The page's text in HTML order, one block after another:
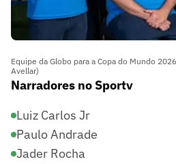
Equipe da Globo para a Copa do Mundo
Avellar)
Narradores no Sportv
Luiz Carlos Jr
Paulo Andrade
Jader Rocha